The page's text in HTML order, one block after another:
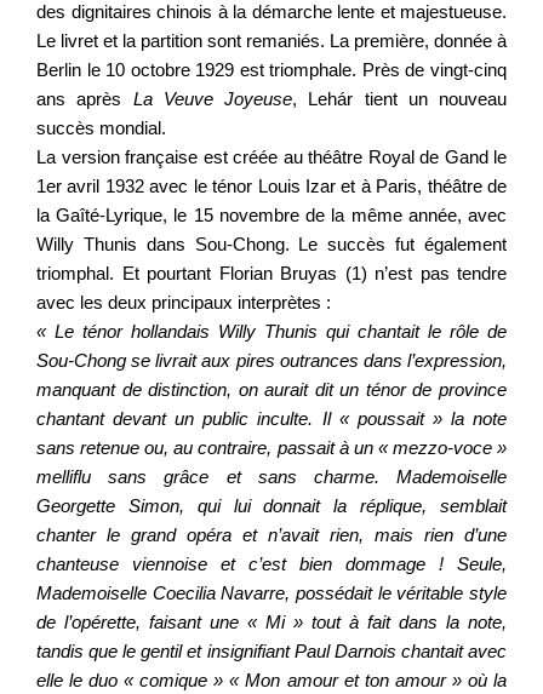
des dignitaires chinois à la démarche lente et majestueuse.
Le livret et la partition sont remaniés. La première, donnée à
Berlin le 10 octobre 1929 est triomphale. Près de vingt-cinq
ans après La Veuve Joyeuse, Lehár tient un nouveau
succès mondial.
La version française est créée au théâtre Royal de Gand le
1er avril 1932 avec le ténor Louis Izar et à Paris, théâtre de
la Gaîté-Lyrique, le 15 novembre de la même année, avec
Willy Thunis dans Sou-Chong. Le succès fut également
triomphal. Et pourtant Florian Bruyas (1) n’est pas tendre
avec les deux principaux interprètes :
« Le ténor hollandais Willy Thunis qui chantait le rôle de
Sou-Chong se livrait aux pires outrances dans l’expression,
manquant de distinction, on aurait dit un ténor de province
chantant devant un public inculte. Il « poussait » la note
sans retenue ou, au contraire, passait à un « mezzo-voce »
melliflu sans grâce et sans charme. Mademoiselle
Georgette Simon, qui lui donnait la réplique, semblait
chanter le grand opéra et n’avait rien, mais rien d’une
chanteuse viennoise et c’est bien dommage ! Seule,
Mademoiselle Coecilia Navarre, possédait le véritable style
de l’opérette, faisant une « Mi » tout à fait dans la note,
tandis que le gentil et insignifiant Paul Darnois chantait avec
elle le duo « comique » « Mon amour et ton amour » où la